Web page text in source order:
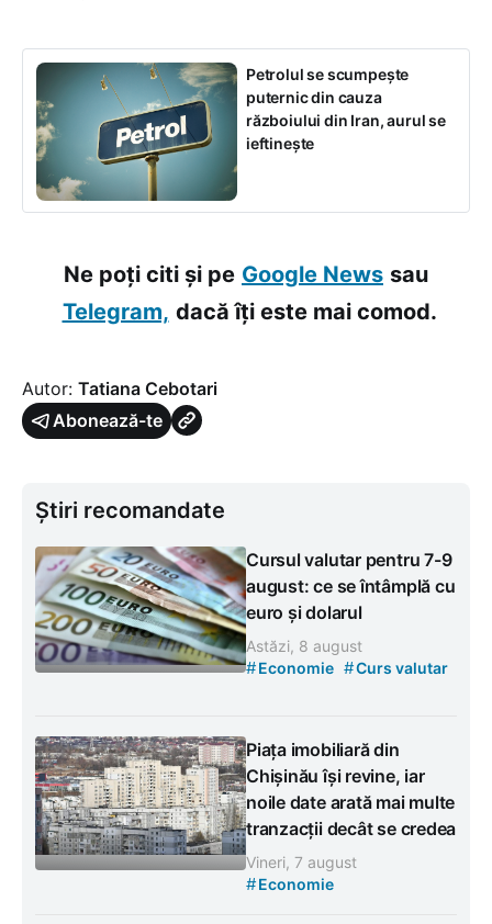
Petrolul se scumpește
puternic din cauza
războiului din Iran, aurul se
ieftinește
Ne poți citi și pe Google News sau
Telegram, dacă îți este mai comod.
Autor: Tatiana Cebotari
Abonează-te
Știri recomandate
Cursul valutar pentru 7-9
august: ce se întâmplă cu
euro și dolarul
Astăzi, 8 august
#Economie #Curs valutar
Piața imobiliară din
Chișinău își revine, iar
noile date arată mai multe
tranzacții decât se credea
Vineri, 7 august
#Economie